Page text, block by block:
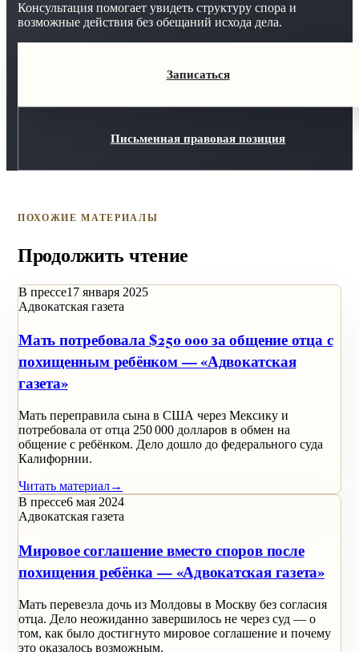
Консультация помогает увидеть структуру спора и
возможные действия без обещаний исхода дела.
Записаться
Письменная правовая позиция
ПОХОЖИЕ МАТЕРИАЛЫ
Продолжить чтение
В прессе17 января 2025
Адвокатская газета
Мать потребовала $250 000 за общение отца с
похищенным ребёнком — «Адвокатская
газета»
Мать переправила сына в США через Мексику и
потребовала от отца 250 000 долларов в обмен на
общение с ребёнком. Дело дошло до федерального суда
Калифорнии.
Читать материал→
В прессе6 мая 2024
Адвокатская газета
Мировое соглашение вместо споров после
похищения ребёнка — «Адвокатская газета»
Мать перевезла дочь из Молдовы в Москву без согласия
отца. Дело неожиданно завершилось не через суд — о
том, как было достигнуто мировое соглашение и почему
это оказалось возможным.